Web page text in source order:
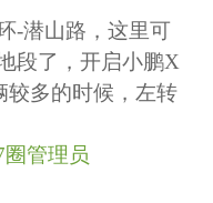
-潜山路，这里可
段了，开启小鹏X
较多的时候，左转
圈管理员